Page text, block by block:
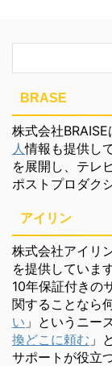
BRASE
株式会社BRAISE
人情報も提供し
を展開し、テレ
ポストプロダク
アイリン
株式会社アイリン
を提供していま
10年保証付きの
関することなら
い 」というニー
換どこに頼む 」
サポートが役立